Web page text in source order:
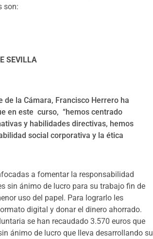
son:
SEVILLA
de la Cámara, Francisco Herrero ha
en este curso, “hemos centrado
y habilidades directivas, hemos
social corporativa y la ética
a fomentar la responsabilidad
sin ánimo de lucro para su trabajo fin de
uso del papel. Para lograrlo les
digital y donar el dinero ahorrado.
se han recaudado 3.570 euros que
ánimo de lucro que lleva desarrollando su